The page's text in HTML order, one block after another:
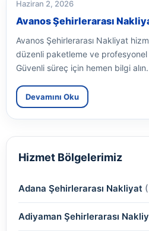
Haziran 2, 2026
Avanos Şehirlerarası
Avanos Şehirlerarası Nakliyat
düzenli paketleme ve
Güvenli süreç için hemen bilgi alın.
Devamını Oku
Hizmet Bölgelerimiz
Adana Şehirlerarası Nakliyat
(2)
Adiyaman Şehirlerarası